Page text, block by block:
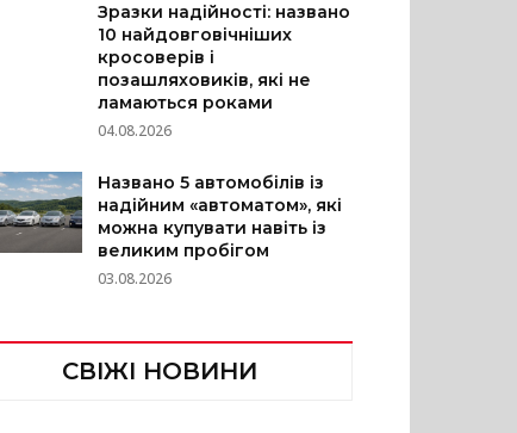
Зразки надійності: названо
10 найдовговічніших
кросоверів і
позашляховиків, які не
ламаються роками
04.08.2026
Названо 5 автомобілів із
надійним «автоматом», які
можна купувати навіть із
великим пробігом
03.08.2026
СВІЖІ НОВИНИ